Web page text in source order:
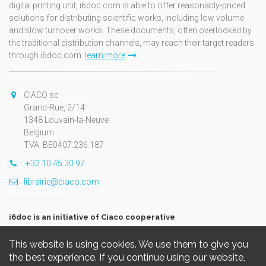
This website is using cookies. We use them to give you
the best experience. If you continue using our website,
digital printing unit, i6doc.com is able to offer reasonably-priced
solutions for distributing scientific works, including low volume
and slow turnover works. These documents, often overlooked by
the traditional distribution channels, may reach their target readers
through i6doc.com. learn more
CIACO sc
Grand-Rue, 2/14
1348 Louvain-la-Neuve
Belgium
TVA: BE0407.236.187
+32 10 45 30 97
librairie@ciaco.com
i6doc is an initiative of Ciaco cooperative